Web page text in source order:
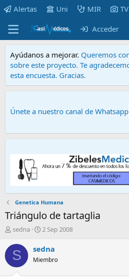
Alertas Uni MIR TV
Acceder
Ayúdanos a mejorar. Queremos
sobre este proyecto. Te
esta encuesta. Gracias.
Únete a nuestro canal de Whatsapp
Genetica Humana
Triángulo de tartaglia
A
t
o
sedna
F
c
a
2 Sep 2008
S sedna
Miembro